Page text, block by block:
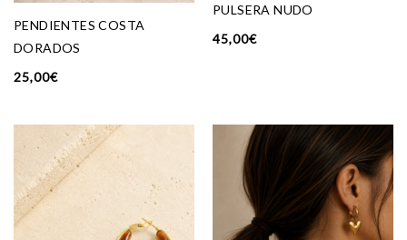
PENDIENTES COSTA
DORADOS
25,00€
PULSERA NUDO
45,00€